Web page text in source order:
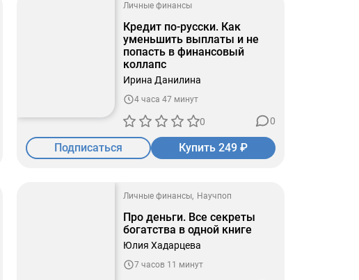
Личные финансы
Кредит по-русски. Как
уменьшить выплаты и не
попасть в финансовый
коллапс
Ирина Данилина
4 часа 47 минут
0 0
Подписаться Купить 249 ₽
Личные финансы Научпоп
Про деньги. Все секреты
богатства в одной книге
Юлия Хадарцева
7 часов 11 минут